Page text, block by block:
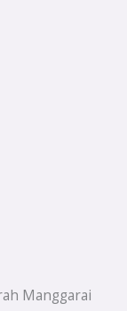
Manggarai